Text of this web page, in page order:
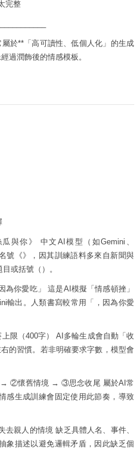
完整
於**「高可讀性、低個人化」的生成
過潤飾後的情感模板。
與你》 中文AI模型（如Gemini、
號《》，因其訓練語料多來自新聞與
或括號（）。
你愛吃」 這是AI模擬「情感頓挫」
輸出。人類書寫較常用「，因為你愛
限（400字） AI多輪生成會自動「收
的習慣。若非明確要求字數，模型會
→ ②懷舊情境 → ③思念收尾 屬於AI常
感生成訓練會固定使用此節奏，導致
親人的情境 缺乏具體人名、事件、
象描述以避免邏輯矛盾，因此缺乏個